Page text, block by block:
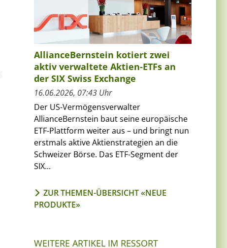
AllianceBernstein kotiert zwei
aktiv verwaltete Aktien-ETFs an
der SIX Swiss Exchange
16.06.2026, 07:43 Uhr
Der US-Vermögensverwalter
AllianceBernstein baut seine europäische
ETF-Plattform weiter aus – und bringt nun
erstmals aktive Aktienstrategien an die
Schweizer Börse. Das ETF-Segment der
SIX...
ZUR THEMEN-ÜBERSICHT «NEUE
PRODUKTE»
WEITERE ARTIKEL IM RESSORT